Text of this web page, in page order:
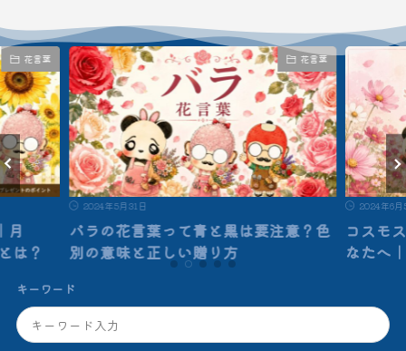
花言葉
月
は？
花言葉
2024年5月31日
バラの花言葉って青と黒は要注意？色
別の意味と正しい贈り方
2024年6
コスモ
なたへ
キーワード